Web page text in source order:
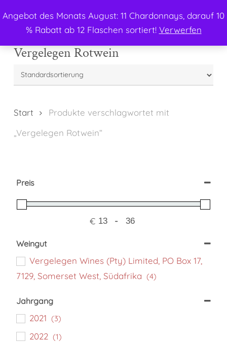
Angebot des Monats August: 11 Chardonnays, darauf 10
% Rabatt ab 12 Flaschen sortiert! Verwerfen
to
content
search
Vergelegen Rotwein
Start
Produkte verschlagwortet mit
„Vergelegen Rotwein“
Preis
€ -
Weingut
Vergelegen Wines (Pty) Limited, PO Box 17,
7129, Somerset West, Südafrika (4)
Jahrgang
2021 (3)
2022 (1)